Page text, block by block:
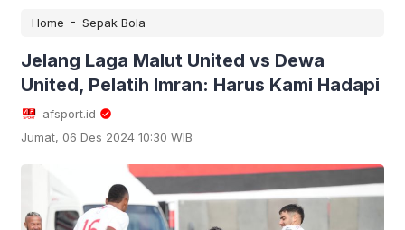
Home - Sepak Bola
Jelang Laga Malut United vs Dewa
United, Pelatih Imran: Harus Kami Hadapi
afsport.id
Jumat, 06 Des 2024 10:30 WIB